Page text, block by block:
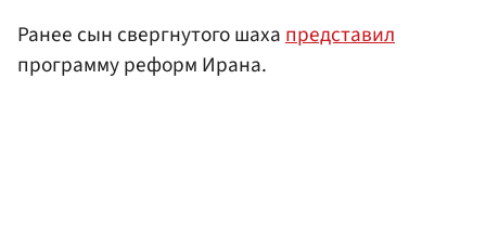
Ранее сын свергнутого шахапредставил
программу реформ Ирана.